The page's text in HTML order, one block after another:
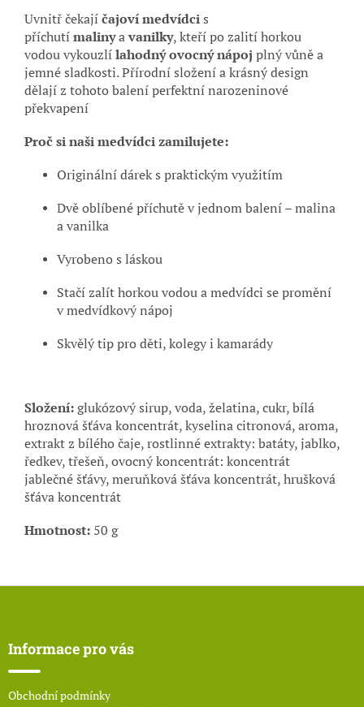
Uvnitř čekajíčajoví medvídcis
příchutímalinyavanilky, kteří po zalití horkou
vodou vykouzlílahodný ovocný nápoj plný vůně a
jemné sladkosti. Přírodní složení a krásný design
dělají z tohoto balení perfektní narozeninové
překvapení
Proč si naši medvídci zamilujete:
Originální dárek s praktickým využitím
Dvě oblíbené příchutě v jednom balení – malina
a vanilka
Vyrobeno s láskou
Stačí zalít horkou vodou a medvídci se promění
v medvídkový nápoj
Skvělý tip pro děti, kolegy i kamarády
Složení:glukózový sirup, voda, želatina, cukr, bílá
hroznová šťáva koncentrát, kyselina citronová, aroma,
extrakt z bílého čaje, rostlinné extrakty: batáty, jablko,
ředkev, třešeň, ovocný koncentrát: koncentrát
jablečné šťávy, meruňková šťáva koncentrát, hrušková
šťáva koncentrát
Hmotnost: 50 g
Informace pro vás
Obchodní podmínky